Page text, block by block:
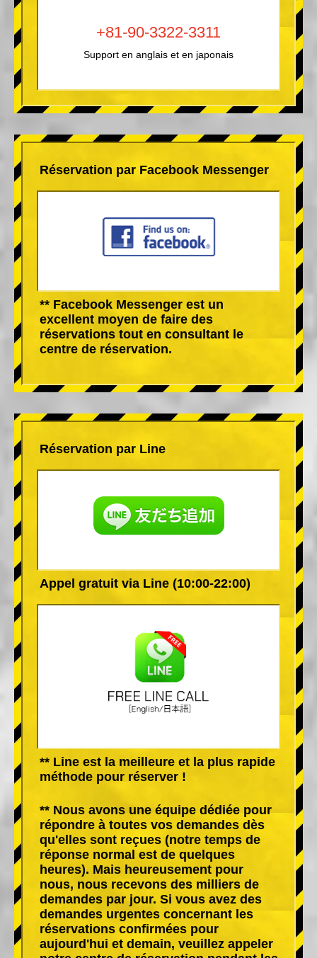
+81-90-3322-3311
Support en anglais et en japonais
Réservation par Facebook Messenger
** Facebook Messenger est un
excellent moyen de faire des
réservations tout en consultant le
centre de réservation.
Réservation par Line
Appel gratuit via Line (10:00-22:00)
** Line est la meilleure et la plus rapide
méthode pour réserver !
** Nous avons une équipe dédiée pour
répondre à toutes vos demandes dès
qu'elles sont reçues (notre temps de
réponse normal est de quelques
heures). Mais heureusement pour
nous, nous recevons des milliers de
demandes par jour. Si vous avez des
demandes urgentes concernant les
réservations confirmées pour
aujourd'hui et demain, veuillez appeler